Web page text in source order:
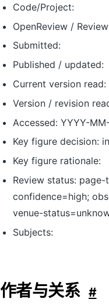
Code/Project:
OpenReview /
Submitted:
Published / updated:
Current version read:
Version / revision
Accessed: YYYY-
Key figure decision:
Key figure rationale:
Review status:
confidence=high;
venue-
Subjects:
作者与关系 #